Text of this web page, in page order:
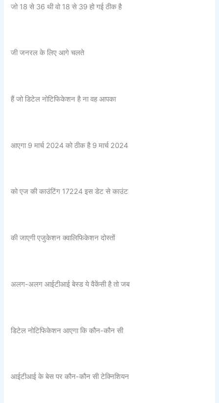
जो 18 से 36 थी वो 18 से 39 हो गई ठीक है
जी जनरल के लिए आगे चलते
हैं जो डिटेल नोटिफिकेशन है ना वह आपका
आएगा 9 मार्च 2024 को ठीक है 9 मार्च 2024
को एज की काउंटिंग 17224 इस डेट से काउंट
की जाएगी एजुकेशन क्वालिफिकेशन दोस्तों
अलग-अलग आईटीआई बेस्ड ये वैकेंसी है तो जब
डिटेल नोटिफिकेशन आएगा कि कौन-कौन सी
आईटीआई के बेस पर कौन-कौन सी टेक्निशियन